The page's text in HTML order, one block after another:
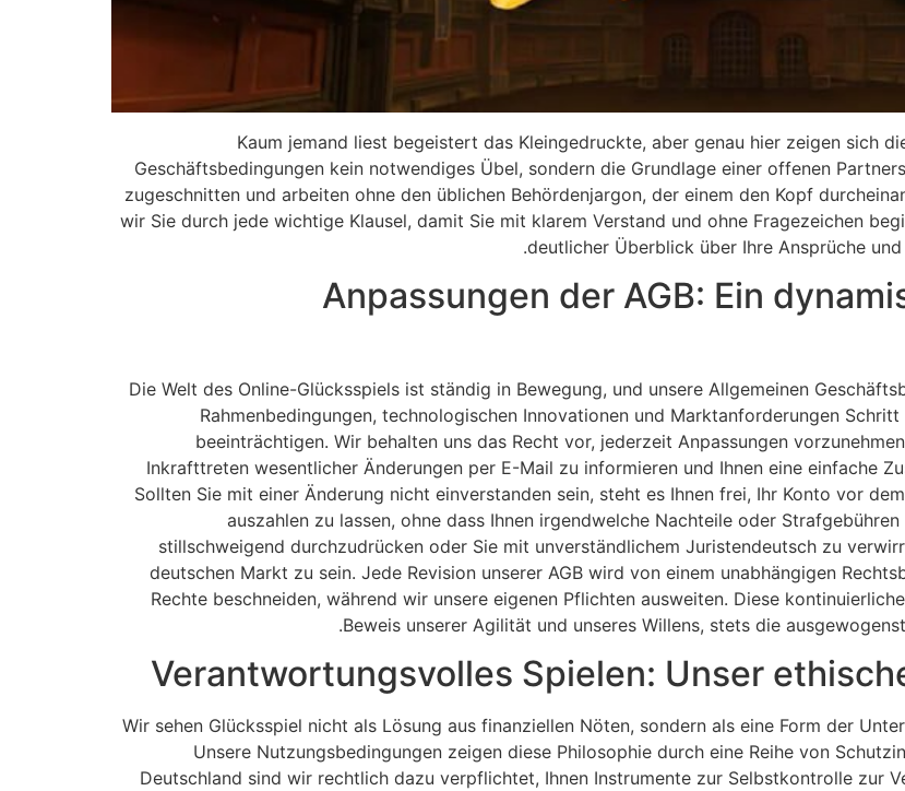
Kaum jemand liest begeistert das Kleingedruckte, aber genau hier zeigen sich
Geschäftsbedingungen kein notwendiges Übel, sondern die Grundlage einer offenen
zugeschnitten und arbeiten ohne den üblichen Behördenjargon, der einem den Kopf
wir Sie durch jede wichtige Klausel, damit Sie mit klarem Verstand und ohne Fragezeichen
deutlicher Überblick über Ihre Ansprüche
Anpassungen der AGB: Ein
Die Welt des Online-Glücksspiels ist ständig in Bewegung, und unsere Allgemeinen
Rahmenbedingungen, technologischen Innovationen und Marktanforderungen
beeinträchtigen. Wir behalten uns das Recht vor, jederzeit Anpassungen
Inkrafttreten wesentlicher Änderungen per E-Mail zu informieren und Ihnen eine einfache
Sollten Sie mit einer Änderung nicht einverstanden sein, steht es Ihnen frei, Ihr Konto vor
auszahlen zu lassen, ohne dass Ihnen irgendwelche Nachteile oder
stillschweigend durchzudrücken oder Sie mit unverständlichem Juristendeutsch zu
deutschen Markt zu sein. Jede Revision unserer AGB wird von einem unabhängigen
Rechte beschneiden, während wir unsere eigenen Pflichten ausweiten. Diese
Beweis unserer Agilität und unseres Willens, stets die
Verantwortungsvolles Spielen: Unser
Wir sehen Glücksspiel nicht als Lösung aus finanziellen Nöten, sondern als eine Form der
Unsere Nutzungsbedingungen zeigen diese Philosophie durch eine Reihe von
Deutschland sind wir rechtlich dazu verpflichtet, Ihnen Instrumente zur Selbstkontrolle zur